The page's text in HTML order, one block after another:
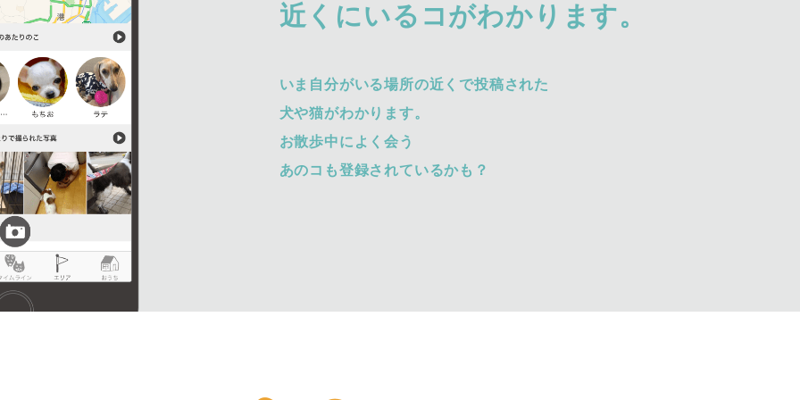
近くにいるコがわかります。
いま自分がいる場所の近くで投稿された
犬や猫がわかります。
お散歩中によく会う
あのコも登録されているかも？